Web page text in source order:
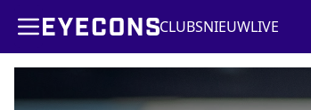
CLUBSNIEUWLIVE